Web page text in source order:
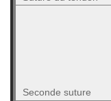
Seconde suture